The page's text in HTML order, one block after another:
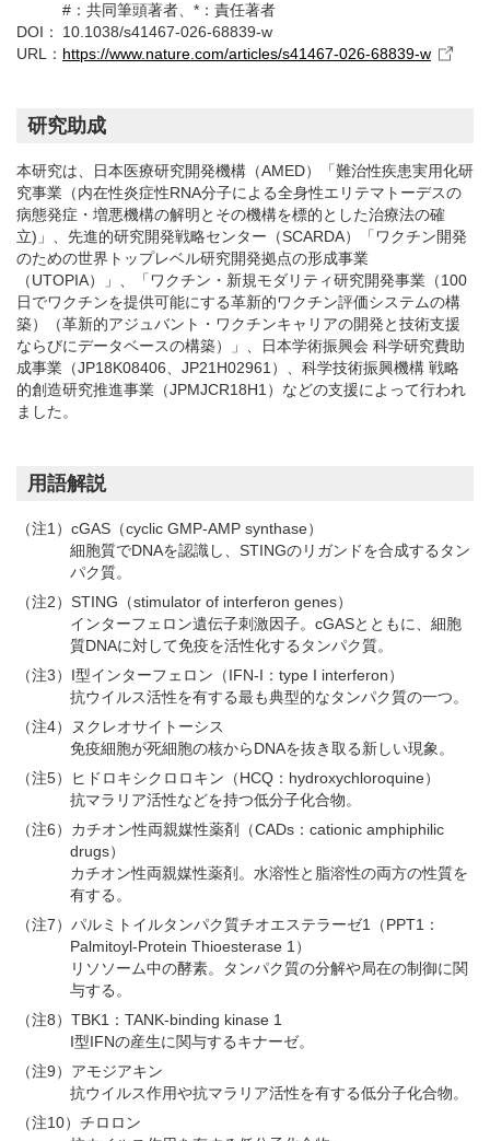
#：共同筆頭著者、*：責任著者
DOI：
10.1038/s41467-026-68839-w
URL： https://www.nature.com/articles/s41467-026-68839-w
研究助成
本研究は、日本医療研究開発機構（AMED）「難治性疾患実用化研
究事業（内在性炎症性RNA分子による全身性エリテマトーデスの
病態発症・増悪機構の解明とその機構を標的とした治療法の確
立)」、先進的研究開発戦略センター（SCARDA）「ワクチン開発
のための世界トップレベル研究開発拠点の形成事業
（UTOPIA）」、「ワクチン・新規モダリティ研究開発事業（100
日でワクチンを提供可能にする革新的ワクチン評価システムの構
築）（革新的アジュバント・ワクチンキャリアの開発と技術支援
ならびにデータベースの構築）」、日本学術振興会 科学研究費助
成事業（JP18K08406、JP21H02961）、科学技術振興機構 戦略
的創造研究推進事業（JPMJCR18H1）などの支援によって行われ
ました。
用語解説
（注1）cGAS（cyclic GMP-AMP synthase）
細胞質でDNAを認識し、STINGのリガンドを合成するタン
パク質。
（注2）STING（stimulator of interferon genes）
インターフェロン遺伝子刺激因子。cGASとともに、細胞
質DNAに対して免疫を活性化するタンパク質。
（注3）I型インターフェロン（IFN-I：type I interferon）
抗ウイルス活性を有する最も典型的なタンパク質の一つ。
（注4）ヌクレオサイトーシス
免疫細胞が死細胞の核からDNAを抜き取る新しい現象。
（注5）ヒドロキシクロロキン（HCQ：hydroxychloroquine）
抗マラリア活性などを持つ低分子化合物。
（注6）カチオン性両親媒性薬剤（CADs：cationic amphiphilic
drugs）
カチオン性両親媒性薬剤。水溶性と脂溶性の両方の性質を
有する。
（注7）パルミトイルタンパク質チオエステラーゼ1（PPT1：
Palmitoyl-Protein Thioesterase 1）
リソソーム中の酵素。タンパク質の分解や局在の制御に関
与する。
（注8）TBK1：TANK-binding kinase 1
I型IFNの産生に関与するキナーゼ。
（注9）アモジアキン
抗ウイルス作用や抗マラリア活性を有する低分子化合物。
（注10）チロロン